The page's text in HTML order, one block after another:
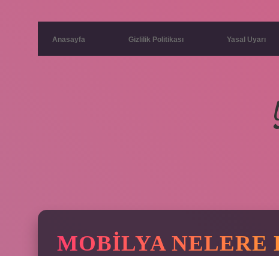
Anasayfa Gizlilik Politikası Yasal Uyarı
MOBILYA NELERE